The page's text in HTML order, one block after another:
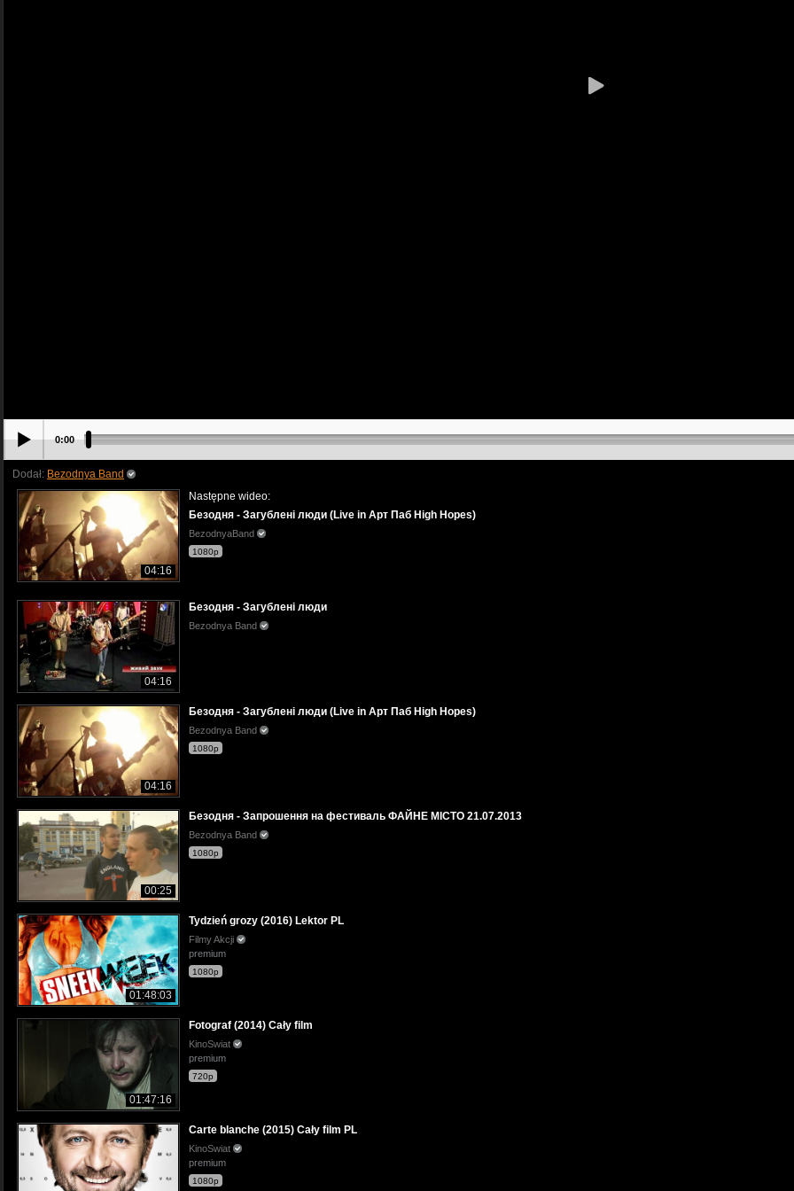
0:00
Dodał: Bezodnya Band
04:16
Następne wideo:
Безодня - Загублені люди (Live in Арт Паб High Hopes)
BezodnyaBand
1080p
04:16
Безодня - Загублені люди
Bezodnya Band
04:16
Безодня - Загублені люди (Live in Арт Паб High Hopes)
Bezodnya Band
1080p
00:25
Безодня - Запрошення на фестиваль ФАЙНЕ МІСТО 21.07.2013
Bezodnya Band
1080p
01:48:03
Tydzień grozy (2016) Lektor PL
Filmy Akcji
premium
1080p
01:47:16
Fotograf (2014) Cały film
KinoSwiat
premium
720p
Carte blanche (2015) Cały film PL
KinoSwiat
premium
1080p